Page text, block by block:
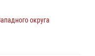
ЗАДЕРЖАНО 23
округа